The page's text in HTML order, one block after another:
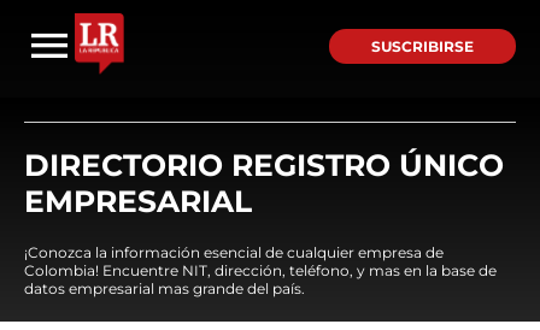
SUSCRIBIRSE
DIRECTORIO REGISTRO ÚNICO
EMPRESARIAL
¡Conozca la información esencial de cualquier empresa de
Colombia! Encuentre NIT, dirección, teléfono, y mas en la base de
datos empresarial mas grande del país.